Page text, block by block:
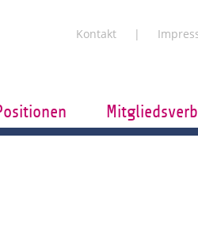
Kontakt